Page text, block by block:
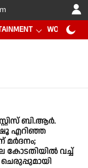
WORLD CUP
ബി.ആര്‍.
ഷൂ എറിഞ്ഞ
മര്‍ദനം;
കോടതിയില്‍ വച്ച്